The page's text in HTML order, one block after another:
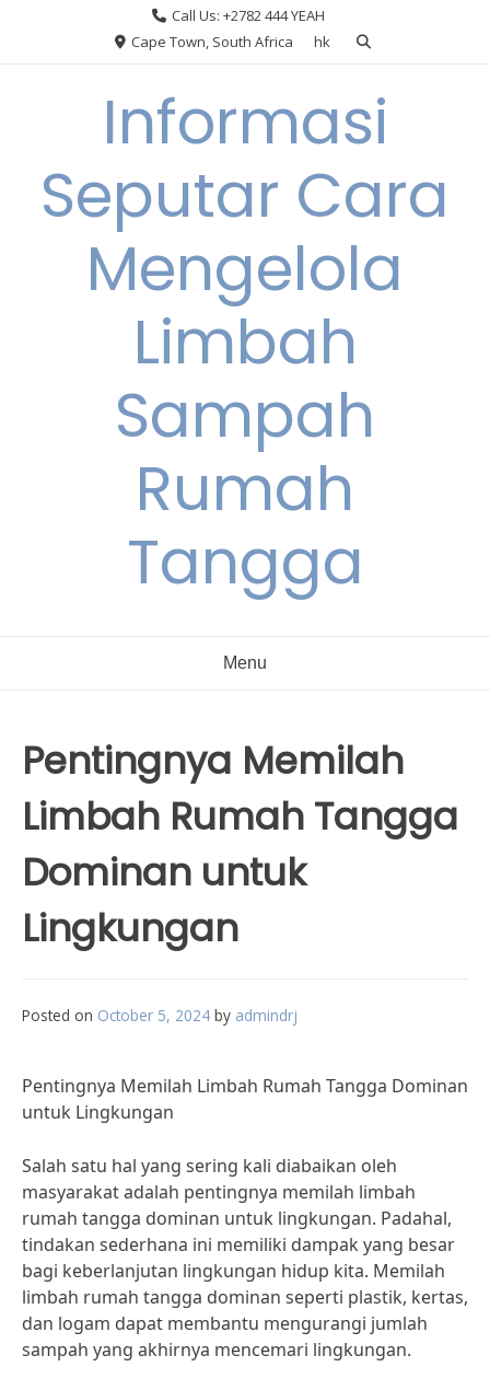
Call Us: +2782 444 YEAH
Cape Town, South Africa
hk
Informasi
Seputar Cara
Mengelola
Limbah
Sampah
Rumah
Tangga
Menu
Pentingnya Memilah
Limbah Rumah Tangga
Dominan untuk
Lingkungan
Posted on October 5, 2024 by admindrj
Pentingnya Memilah Limbah Rumah Tangga Dominan
untuk Lingkungan
Salah satu hal yang sering kali diabaikan oleh
masyarakat adalah pentingnya memilah limbah
rumah tangga dominan untuk lingkungan. Padahal,
tindakan sederhana ini memiliki dampak yang besar
bagi keberlanjutan lingkungan hidup kita. Memilah
limbah rumah tangga dominan seperti plastik, kertas,
dan logam dapat membantu mengurangi jumlah
sampah yang akhirnya mencemari lingkungan.